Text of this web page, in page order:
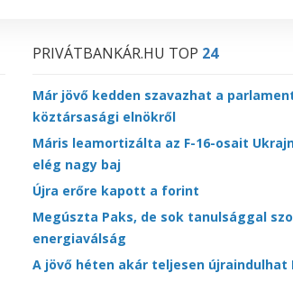
PRIVÁTBANKÁR.HU TOP 24
Már jövő kedden szavazhat a
köztársasági elnökről
Máris leamortizálta az F-16-osait
elég nagy baj
Újra erőre kapott a forint
Megúszta Paks, de sok tanulsággal
energiaválság
A jövő héten akár teljesen újraindulhat